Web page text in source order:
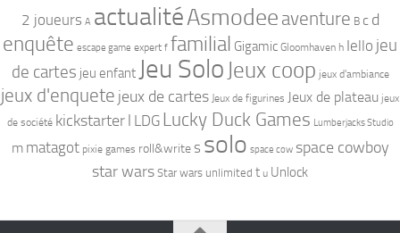
2 joueurs A actualitéAsmodee aventure B c d
enquête escape game expert f familial Gigamic Gloomhaven h Iello jeu
de cartes jeu enfant Jeu Solo Jeux coop jeux d'ambiance
jeux d'enquete jeux de cartes Jeux de figurines Jeux de plateau jeux
de société kickstarter l LDG Lucky Duck Games Lumberjacks Studio
m matagot pixie games roll&write s solo space cow space cowboy
star wars Star wars unlimited t u Unlock